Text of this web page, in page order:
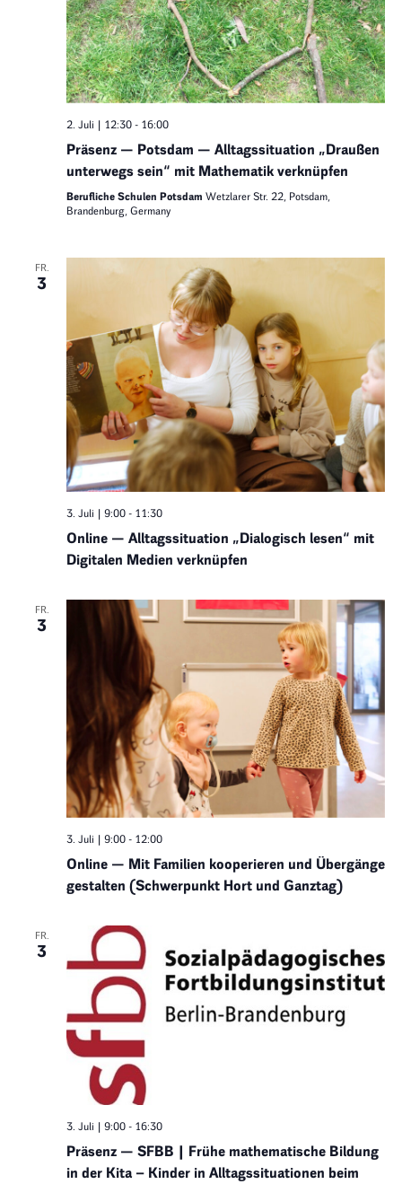
2. Juli | 12:30- 16:00
Präsenz — Potsdam — Alltagssituation „Draußen
unterwegs sein“ mit Mathematik verknüpfen
Berufliche Schulen Potsdam Wetzlarer Str. 22, Potsdam,
Brandenburg, Germany
FR.
3
3. Juli | 9:00- 11:30
Online — Alltagssituation „Dialogisch lesen“ mit
Digitalen Medien verknüpfen
FR.
3
3. Juli | 9:00- 12:00
Online — Mit Familien kooperieren und Übergänge
gestalten (Schwerpunkt Hort und Ganztag)
FR.
3
3. Juli | 9:00- 16:30
Präsenz — SFBB | Frühe mathematische Bildung
in der Kita – Kinder in Alltagssituationen beim